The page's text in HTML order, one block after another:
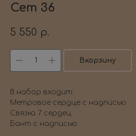
Сет 36
5 550 р.
Вкорзину
В набор входит:
Метровое сердце с надписью
Связка 7 сердец
Бант с надписью